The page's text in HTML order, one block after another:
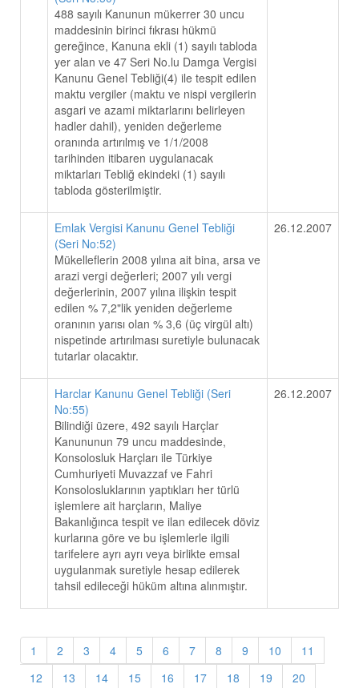
488 sayılı Kanunun mükerrer 30 uncu
maddesinin birinci fıkrası hükmü
gereğince, Kanuna ekli (1) sayılı tabloda
yer alan ve 47 Seri No.lu Damga Vergisi
Kanunu Genel Tebliği(4) ile tespit edilen
maktu vergiler (maktu ve nispi vergilerin
asgari ve azami miktarlarını belirleyen
hadler dahil), yeniden değerleme
oranında artırılmış ve 1/1/2008
tarihinden itibaren uygulanacak
miktarları Tebliğ ekindeki (1) sayılı
tabloda gösterilmiştir.
Emlak Vergisi Kanunu Genel Tebliği
(Seri No:52)
Mükelleflerin 2008 yılına ait bina, arsa ve
arazi vergi değerleri; 2007 yılı vergi
değerlerinin, 2007 yılına ilişkin tespit
edilen % 7,2"lik yeniden değerleme
oranının yarısı olan % 3,6 (üç virgül altı)
nispetinde artırılması suretiyle bulunacak
tutarlar olacaktır.
26.12.2007
Harclar Kanunu Genel Tebliği (Seri
No:55)
Bilindiği üzere, 492 sayılı Harçlar
Kanununun 79 uncu maddesinde,
Konsolosluk Harçları ile Türkiye
Cumhuriyeti Muvazzaf ve Fahri
Konsolosluklarının yaptıkları her türlü
işlemlere ait harçların, Maliye
Bakanlığınca tespit ve ilan edilecek döviz
kurlarına göre ve bu işlemlerle ilgili
tarifelere ayrı ayrı veya birlikte emsal
uygulanmak suretiyle hesap edilerek
tahsil edileceği hüküm altına alınmıştır.
26.12.2007
1 2 3 4 5 6 7 8 9 10
11
12
13 14 15 16 17 18 19
20